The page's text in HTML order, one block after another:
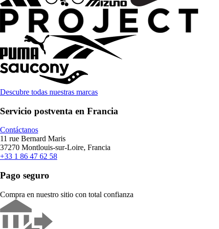
Descubre todas nuestras marcas
Servicio postventa en Francia
Contáctanos
11 rue Bernard Maris
37270 Montlouis-sur-Loire, Francia
+33 1 86 47 62 58
Pago seguro
Compra en nuestro sitio con total confianza